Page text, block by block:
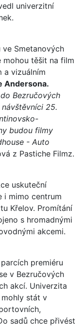
univerzitní
Smetanových
mohou těšit na film
a vizuálním
Andersona.
Bezručových
25.
budou filmy
- Auto
z Pastiche Filmz.
uskuteční
i mimo centrum
Křelov. Promítání
s hromadnými
akcemi.
premiéru
v Bezručových
akcí. Univerzita
mohly stát v
sadů chce přivést